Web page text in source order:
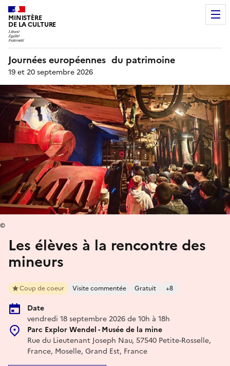
MINISTÈRE
DE LA CULTURE
Journées européennes du patrimoine
19 et 20 septembre 2026
Les élèves à la rencontre des
mineurs
Coup de coeur Visite commentée Gratuit +8
Date
vendredi 18 septembre 2026 de 10h à 18h
Parc Explor Wendel - Musée de la mine
Rue du Lieutenant Joseph Nau, 57540 Petite-Rosselle,
France, Moselle, Grand Est, France
©